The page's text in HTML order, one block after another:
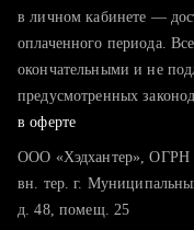
в личном кабинете —
оплаченного периода.
окончательными и не
предусмотренных
в оферте
ООО «Хэдхантер», ОГРН
вн. тер. г.
д. 48, помещ. 25